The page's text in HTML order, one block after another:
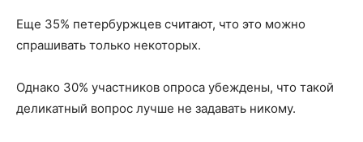
Еще 35% петербуржцев считают, что это можно
спрашивать только некоторых.
Однако 30% участников опроса убеждены, что такой
деликатный вопрос лучше не задавать никому.